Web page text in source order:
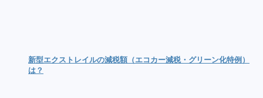
新型エクストレイルの減税額（エコカー減税・グリーン化特例）
は？